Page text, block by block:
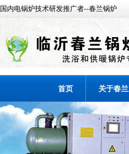
国内电锅炉技术研发推广者--春兰锅炉
首页 关于春兰